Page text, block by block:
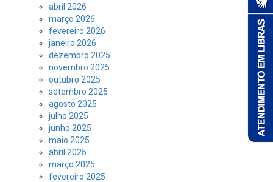
abril 2026
março 2026
fevereiro 2026
janeiro 2026
dezembro 2025
novembro 2025
outubro 2025
setembro 2025
agosto 2025
julho 2025
junho 2025
maio 2025
abril 2025
março 2025
fevereiro 2025